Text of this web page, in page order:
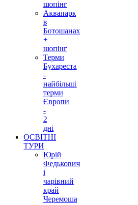
шопінг
Аквапарк
в
Ботошанах
+
шопінг
Терми
Бухареста
-
найбільші
терми
Європи
-
2
дні
ОСВІТНІ
ТУРИ
Юрій
Федькович
і
чарівний
край
Черемоша